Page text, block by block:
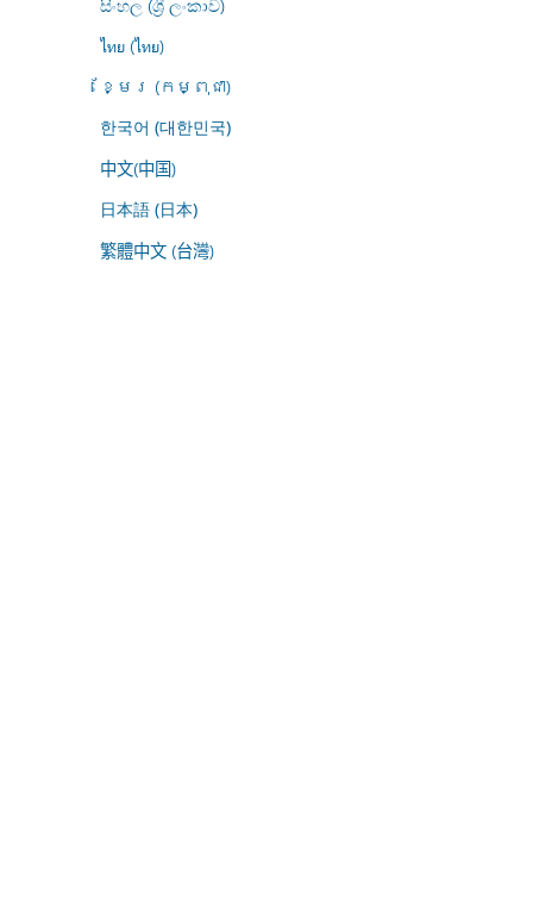
සිංහල (ශ්‍රී ලංකාව)
ไทย (ไทย)
ខ្មែរ (កម្ពុជា)
한국어 (대한민국)
中文(中国)
日本語 (日本)
繁體中文 (台灣)